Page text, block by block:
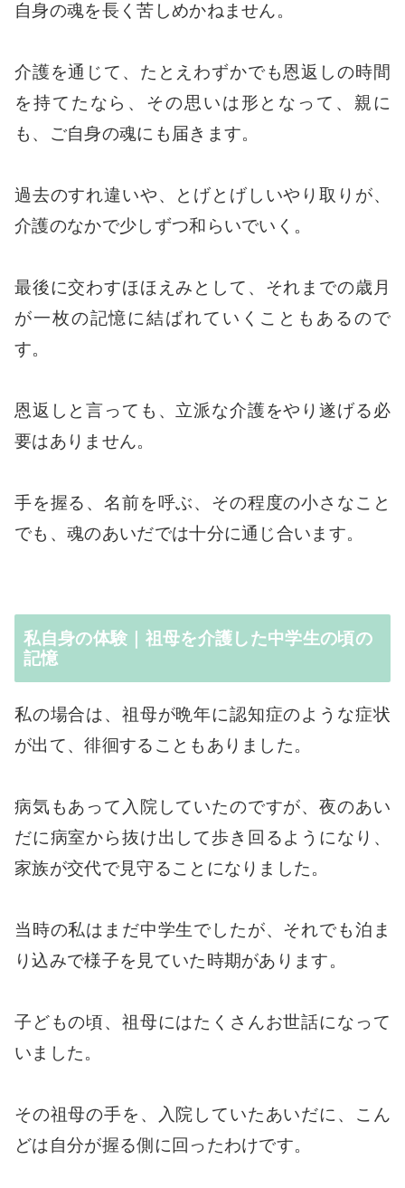
自身の魂を長く苦しめかねません。
介護を通じて、たとえわずかでも恩返しの時間
を持てたなら、その思いは形となって、親に
も、ご自身の魂にも届きます。
過去のすれ違いや、とげとげしいやり取りが、
介護のなかで少しずつ和らいでいく。
最後に交わすほほえみとして、それまでの歳月
が一枚の記憶に結ばれていくこともあるので
す。
恩返しと言っても、立派な介護をやり遂げる必
要はありません。
手を握る、名前を呼ぶ、その程度の小さなこと
でも、魂のあいだでは十分に通じ合います。
私自身の体験｜祖母を介護した中学生の頃の
記憶
私の場合は、祖母が晩年に認知症のような症状
が出て、徘徊することもありました。
病気もあって入院していたのですが、夜のあい
だに病室から抜け出して歩き回るようになり、
家族が交代で見守ることになりました。
当時の私はまだ中学生でしたが、それでも泊ま
り込みで様子を見ていた時期があります。
子どもの頃、祖母にはたくさんお世話になって
いました。
その祖母の手を、入院していたあいだに、こん
どは自分が握る側に回ったわけです。